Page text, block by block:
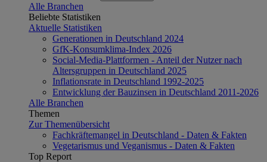
Alle Branchen
Beliebte Statistiken
Aktuelle Statistiken
Generationen in Deutschland 2024
GfK-Konsumklima-Index 2026
Social-Media-Plattformen - Anteil der Nutzer nach
Altersgruppen in Deutschland 2025
Inflationsrate in Deutschland 1992-2025
Entwicklung der Bauzinsen in Deutschland 2011-2026
Alle Branchen
Themen
Zur Themenübersicht
Fachkräftemangel in Deutschland - Daten & Fakten
Vegetarismus und Veganismus - Daten & Fakten
Top Report